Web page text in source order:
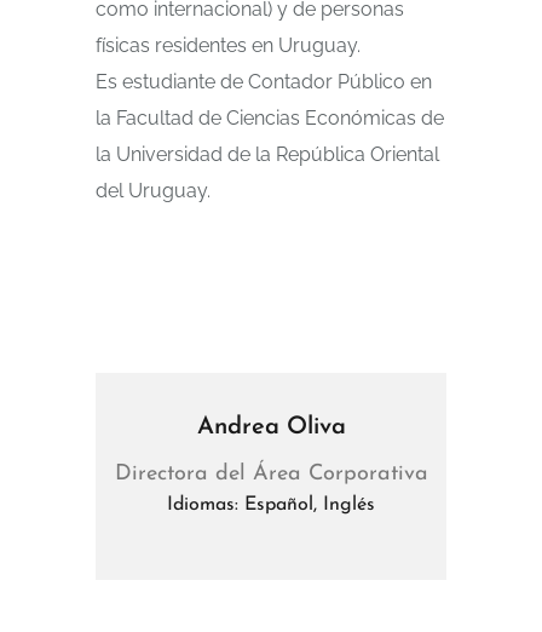
como internacional) y de personas
físicas residentes en Uruguay.
Es estudiante de Contador Público en
la Facultad de Ciencias Económicas de
la Universidad de la República Oriental
del Uruguay.
Andrea Oliva
Directora del Área Corporativa
Idiomas: Español, Inglés